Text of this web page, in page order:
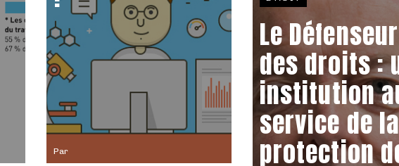
Par
Le Défenseur
des droits :
institution
service de
protection